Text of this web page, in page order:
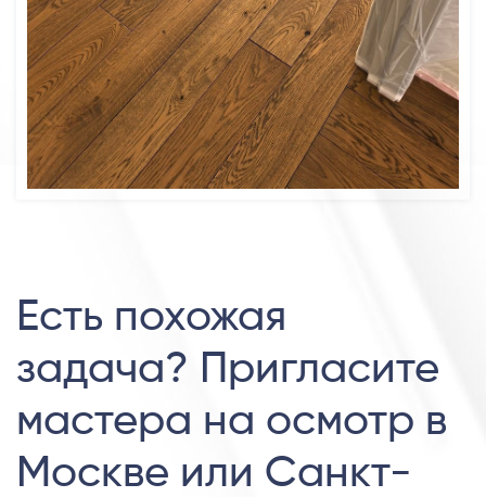
Есть похожая
задача? Пригласите
мастера на осмотр в
Москве или Санкт-